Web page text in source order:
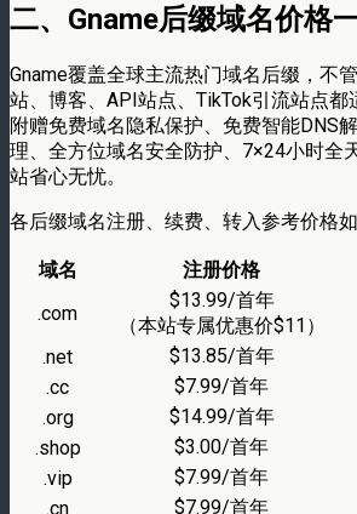
二、Gname后缀域名价格
Gname覆盖全球主流热门域名后缀，不
站、博客、API站点、TikTok引流站点都
附赠免费域名隐私保护、免费智能DNS
理、全方位域名安全防护、7×24小时全
站省心无忧。
各后缀域名注册、续费、转入参考价格如
域名 注册价格
.com
$13.99/首年
（本站专属优惠价$11）
.net
$13.85/首年
.cc
$7.99/首年
.org
$14.99/首年
.shop
$3.00/首年
.vip
$7.99/首年
.cn
$7.99/首年